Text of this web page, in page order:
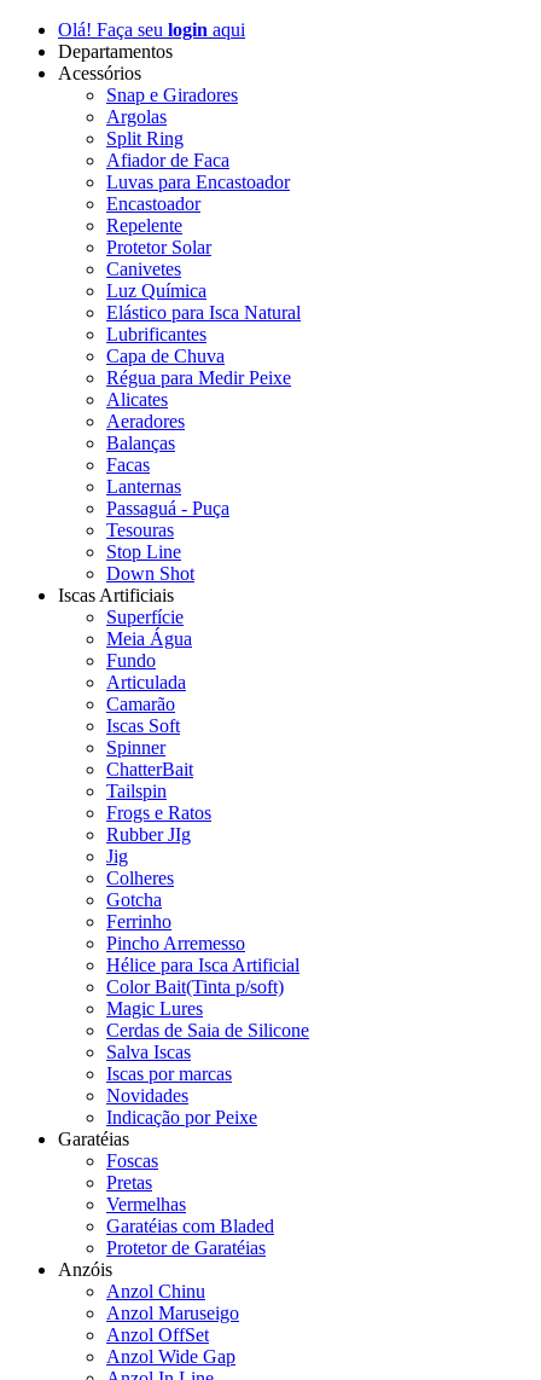
Olá! Faça seu login aqui
Departamentos
Acessórios
Snap e Giradores
Argolas
Split Ring
Afiador de Faca
Luvas para Encastoador
Encastoador
Repelente
Protetor Solar
Canivetes
Luz Química
Elástico para Isca Natural
Lubrificantes
Capa de Chuva
Régua para Medir Peixe
Alicates
Aeradores
Balanças
Facas
Lanternas
Passaguá - Puça
Tesouras
Stop Line
Down Shot
Iscas Artificiais
Superfície
Meia Água
Fundo
Articulada
Camarão
Iscas Soft
Spinner
ChatterBait
Tailspin
Frogs e Ratos
Rubber JIg
Jig
Colheres
Gotcha
Ferrinho
Pincho Arremesso
Hélice para Isca Artificial
Color Bait(Tinta p/soft)
Magic Lures
Cerdas de Saia de Silicone
Salva Iscas
Iscas por marcas
Novidades
Indicação por Peixe
Garatéias
Foscas
Pretas
Vermelhas
Garatéias com Bladed
Protetor de Garatéias
Anzóis
Anzol Chinu
Anzol Maruseigo
Anzol OffSet
Anzol Wide Gap